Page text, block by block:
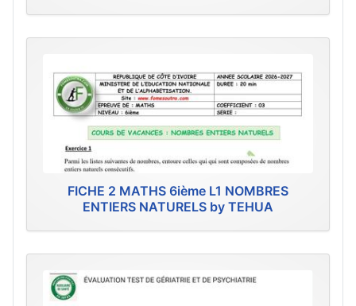
FICHE 2 MATHS 6ième L1 NOMBRES
ENTIERS NATURELS by TEHUA